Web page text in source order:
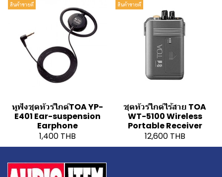
สินค้าขายดี
หูฟังชุดทัวร์ไกด์TOA YP-
E401 Ear-suspension
Earphone
1,400 THB
สินค้าขายดี
ชุดทัวร์ไกด์ไร้สาย TOA
WT-5100 Wireless
Portable Receiver
12,600 THB